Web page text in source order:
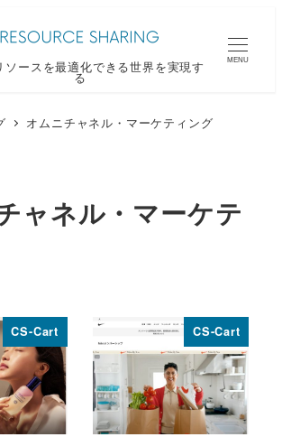
ソースを最適化できる世界を実現す
る
MENU
オムニチャネル・マーケティング
ャネル・マーケテ
CS-Cart CS-Cart